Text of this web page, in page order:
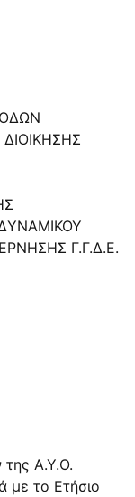
Γ.Γ.Δ.Ε.
Α.Υ.Ο.
με το Ετήσιο